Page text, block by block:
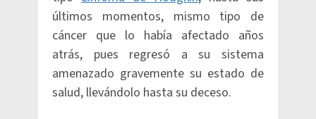
últimos momentos, mismo tipo de
cáncer que lo había afectado años
atrás, pues regresó a su sistema
amenazado gravemente su estado de
salud, llevándolo hasta su deceso.